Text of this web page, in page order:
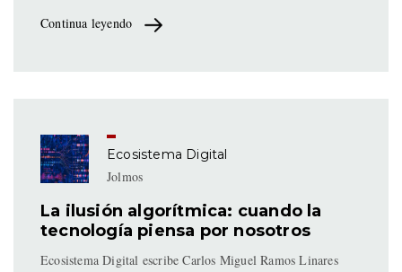
Continua leyendo
Ecosistema Digital
Jolmos
La ilusión algorítmica: cuando la
tecnología piensa por nosotros
Ecosistema Digital escribe Carlos Miguel Ramos Linares